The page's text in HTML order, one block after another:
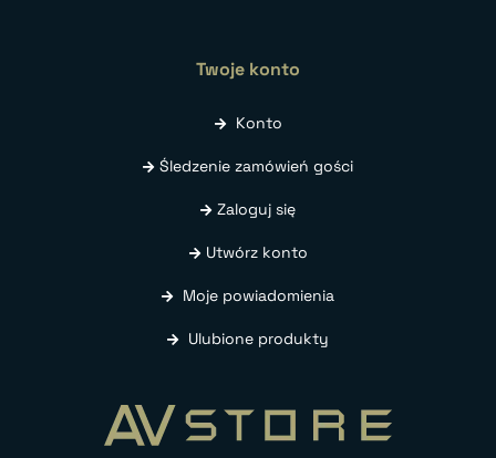
Twoje konto
Konto
Śledzenie zamówień gości
Zaloguj się
Utwórz konto
Moje powiadomienia
Ulubione produkty